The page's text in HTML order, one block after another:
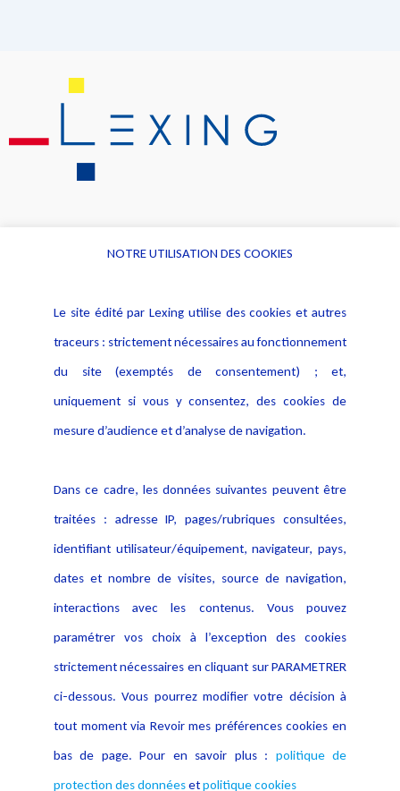
Alerte professionnelle
Déclaration d'accessibilité
Notice Légale
Politique de protection des
données
Publications
NOTRE UTILISATION DES COOKIES
Le site édité par Lexing utilise des cookies et autres
traceurs : strictement nécessaires au fonctionnement
du site (exemptés de consentement) ; et,
uniquement si vous y consentez, des cookies de
mesure d’audience et d’analyse de navigation.
Dans ce cadre, les données suivantes peuvent être
traitées : adresse IP, pages/rubriques consultées,
identifiant utilisateur/équipement, navigateur, pays,
dates et nombre de visites, source de navigation,
interactions avec les contenus. Vous pouvez
paramétrer vos choix à l’exception des cookies
strictement nécessaires en cliquant sur PARAMETRER
ci-dessous. Vous pourrez modifier votre décision à
tout moment via Revoir mes préférences cookies en
bas de page. Pour en savoir plus : politique de
protection des donnéesetpolitique cookies